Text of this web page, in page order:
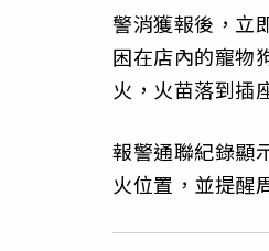
警消獲報後，立
困在店內的寵物
火，火苗落到插
報警通聯紀錄顯
火位置，並提醒